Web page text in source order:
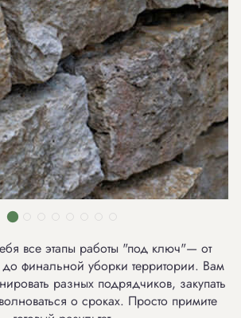
все этапы работы "под ключ"— от
финальной уборки территории. Вам
разных подрядчиков, закупать
о сроках. Просто примите